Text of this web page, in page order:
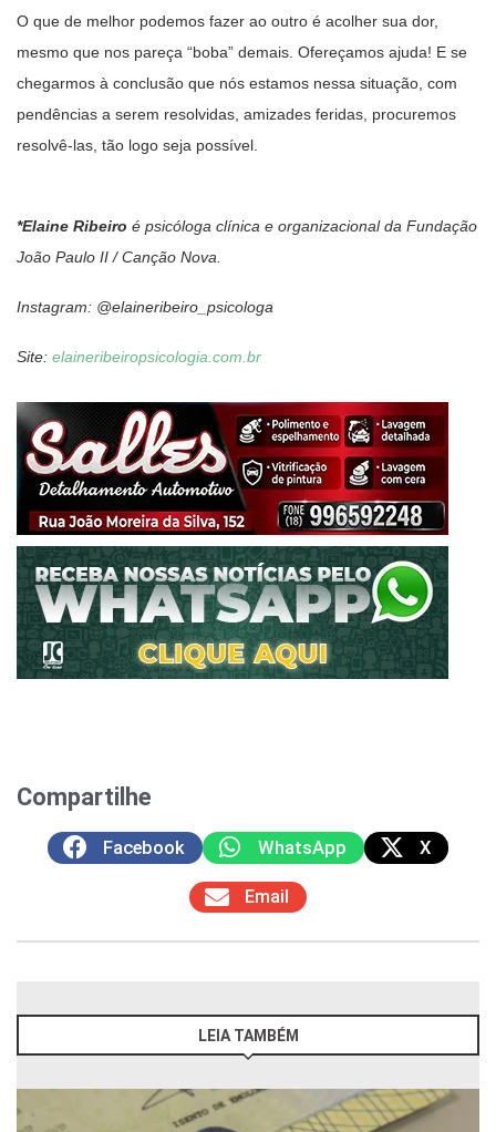
O que de melhor podemos fazer ao outro é acolher sua dor,
mesmo que nos pareça “boba” demais. Ofereçamos ajuda! E se
chegarmos à conclusão que nós estamos nessa situação, com
pendências a serem resolvidas, amizades feridas, procuremos
resolvê-las, tão logo seja possível.
*Elaine Ribeiro é psicóloga clínica e organizacional da Fundação
João Paulo II / Canção Nova.
Instagram: @elaineribeiro_psicologa
Site: elaineribeiropsicologia.com.br
Compartilhe
Facebook WhatsApp X
Email
LEIA TAMBÉM